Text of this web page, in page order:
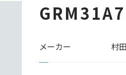
メーカー 村